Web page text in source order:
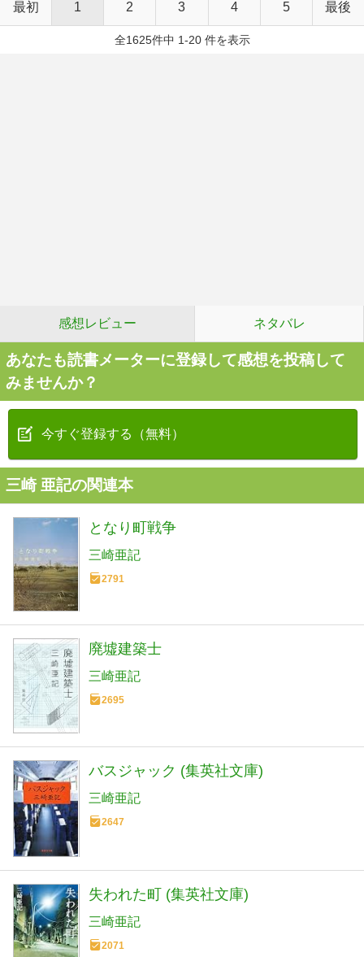
最初 1 2 3 4 5 最後
全1625件中 1-20 件を表示
感想レビュー ネタバレ
あなたも読書メーターに登録して感想を投稿して
みませんか？
今すぐ登録する（無料）
三崎 亜記の関連本
となり町戦争
三崎亜記
2791
廃墟建築士
三崎亜記
2695
バスジャック (集英社文庫)
三崎亜記
2647
失われた町 (集英社文庫)
三崎亜記
2071